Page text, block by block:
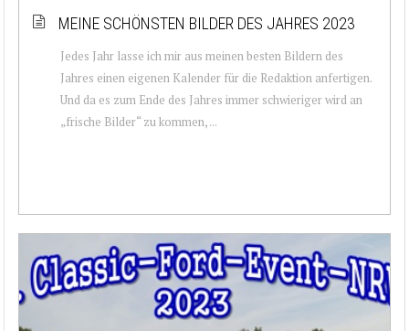
MEINE SCHÖNSTEN BILDER DES JAHRES 2023
Jedes Jahr lasse ich mir aus meinen besten Bildern des
Jahres einen eigenen Kalender für die Redaktion anfertigen.
Und da es zum Ende des Jahres immer schwieriger wird an
„frische Bilder“ zu kommen, ...